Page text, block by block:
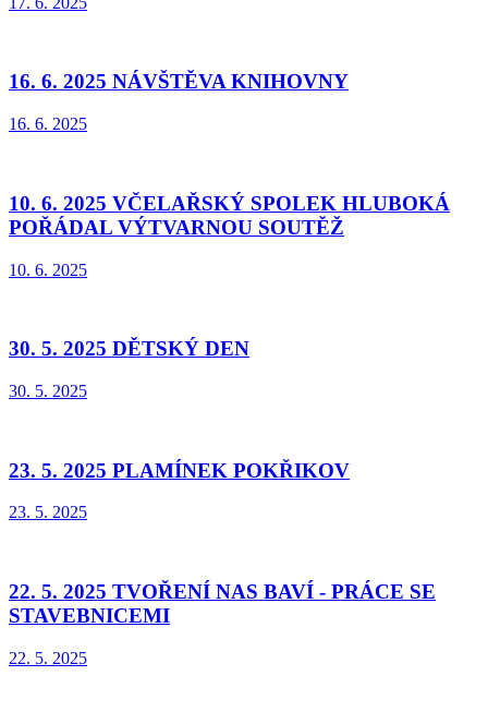
16. 6. 2025 NÁVŠTĚVA KNIHOVNY
16. 6. 2025
10. 6. 2025 VČELAŘSKÝ SPOLEK HLUBOKÁ
POŘÁDAL VÝTVARNOU SOUTĚŽ
10. 6. 2025
30. 5. 2025 DĚTSKÝ DEN
30. 5. 2025
23. 5. 2025 PLAMÍNEK POKŘIKOV
23. 5. 2025
22. 5. 2025 TVOŘENÍ NAS BAVÍ - PRÁCE SE
STAVEBNICEMI
22. 5. 2025